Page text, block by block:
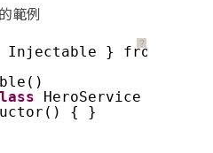
範例
？
Injectable } from
HeroService {
{ }